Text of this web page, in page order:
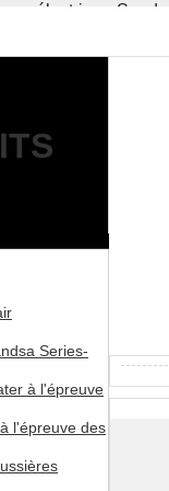
électrique
Series-
à l'épreuve
l'épreuve des